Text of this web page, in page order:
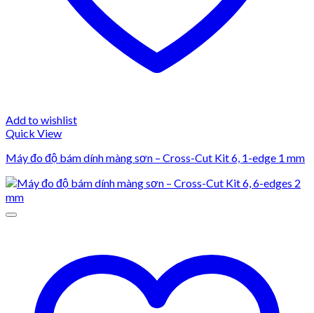
Add to wishlist
Quick View
Máy đo độ bám dính màng sơn – Cross-Cut Kit 6, 1-edge 1 mm